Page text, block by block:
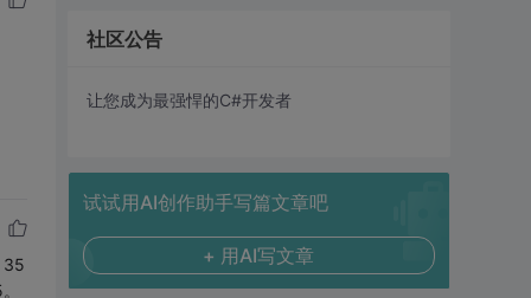
35
社区公告
让您成为最强悍的C#开发者
试试用AI创作助手写篇文章吧
+ 用AI写文章